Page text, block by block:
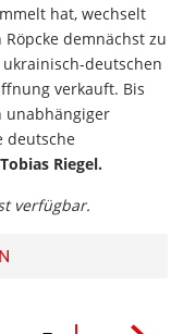
hat, wechselt
Röpcke demnächst zu
deutschen
verkauft. Bis
unabhängiger
deutsche
Tobias Riegel.
verfügbar.